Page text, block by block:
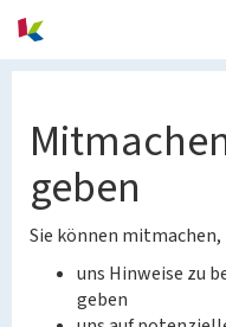
geben
Sie können mitmachen,
uns Hinweise zu
geben